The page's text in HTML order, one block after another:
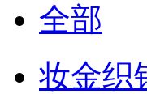
全部
妆金